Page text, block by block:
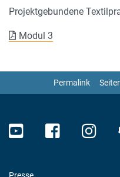
Projektgebundene
Modul 3
Permalink